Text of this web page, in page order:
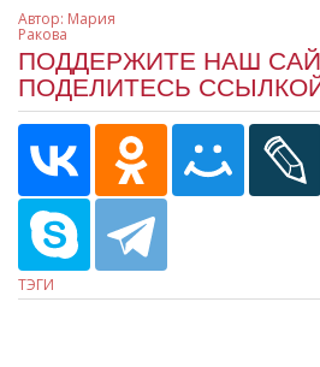
Автор: Мария
Ракова
ПОДДЕРЖИТЕ НАШ
ПОДЕЛИТЕСЬ
ТЭГИ